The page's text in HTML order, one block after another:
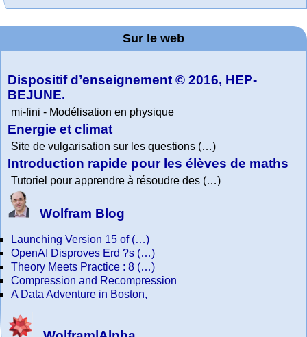
Wolfram
Mathematica
Tutorial
Collection
Wolfram
Demonstrations
Project. College
Physics
Wolfram web
resources
Wolfram
Education Portal
MATHCURVE.CO
M
Online math
practice and
lessons
Arts-Scènes
TED Talks
WolframTones :
Generate a
Composition
Sur le web
Dispositif d’enseignement © 2016, HEP-
BEJUNE.
mi-fini - Modélisation en physique
Energie et climat
Site de vulgarisation sur les questions (…)
Introduction rapide pour les élèves de maths
Tutoriel pour apprendre à résoudre des (…)
Wolfram Blog
Launching Version 15 of (…)
OpenAI Disproves Erd ?s (…)
Theory Meets Practice : 8 (…)
Compression and Recompression
A Data Adventure in Boston,